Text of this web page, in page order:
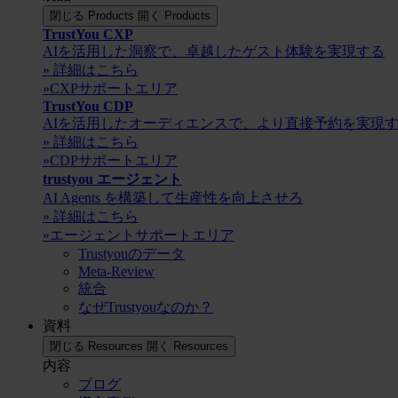
閉じる Products 開く Products
TrustYou CXP
AIを活用した洞察で、卓越したゲスト体験を実現する
» 詳細はこちら
»CXPサポートエリア
TrustYou CDP
AIを活用したオーディエンスで、より直接予約を実現
» 詳細はこちら
»CDPサポートエリア
trustyou エージェント
AI Agents を構築して生産性を向上させろ
» 詳細はこちら
»エージェントサポートエリア
Trustyouのデータ
Meta-Review
統合
なぜTrustyouなのか？
資料
閉じる Resources 開く Resources
内容
ブログ